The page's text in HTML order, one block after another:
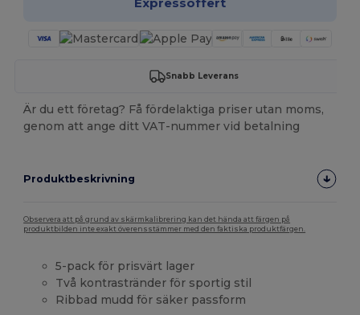
Expressoffert
Snabb Leverans
Är du ett företag? Få fördelaktiga priser utan moms,
genom att ange ditt VAT-nummer vid betalning
Produktbeskrivning
Observera att på grund av skärmkalibrering kan det hända att färgen på
produktbilden inte exakt överensstämmer med den faktiska produktfärgen.
5-pack för prisvärt lager
Två kontrastränder för sportig stil
Ribbad mudd för säker passform